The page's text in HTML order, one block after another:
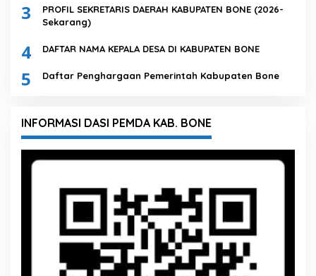
3
PROFIL SEKRETARIS DAERAH KABUPATEN BONE (2026-
Sekarang)
4 DAFTAR NAMA KEPALA DESA DI KABUPATEN BONE
5 Daftar Penghargaan Pemerintah Kabupaten Bone
INFORMASI DASI PEMDA KAB. BONE